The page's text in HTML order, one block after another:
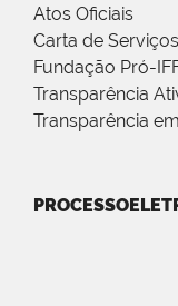
Atos Oficiais
Carta de
Fundação Pró-
Transparência
Transparência